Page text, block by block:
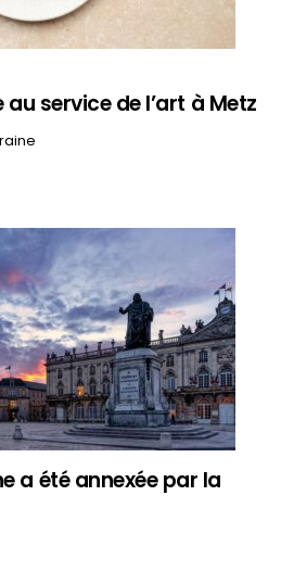
service de l’art à Metz
a été annexée par la